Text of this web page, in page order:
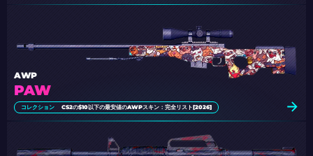
PAW
AWP
コレクション CS2の$10以下の最安値のAWPスキン：完全リスト[2026]